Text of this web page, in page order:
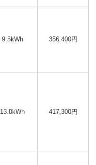
9.5kWh 356,400円
13.0kWh 417,300円